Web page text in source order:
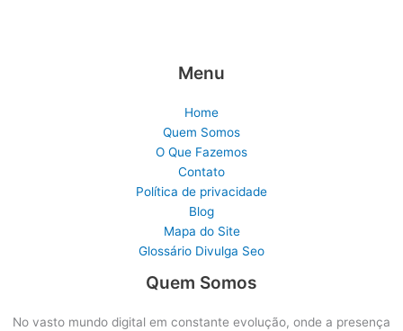
Menu
Home
Quem Somos
O Que Fazemos
Contato
Política de privacidade
Blog
Mapa do Site
Glossário Divulga Seo
Quem Somos
No vasto mundo digital em constante evolução, onde a presença